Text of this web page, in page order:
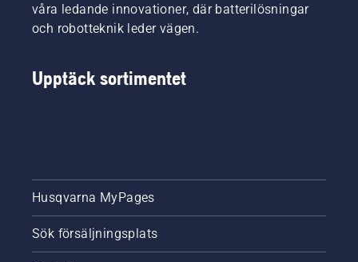
våra ledande innovationer, där batterilösningar
och robotteknik leder vägen.
Upptäck sortimentet
Husqvarna MyPages
Sök försäljningsplats